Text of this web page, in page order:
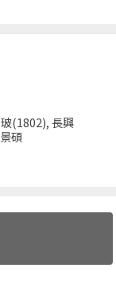
(1802), 長興
碩